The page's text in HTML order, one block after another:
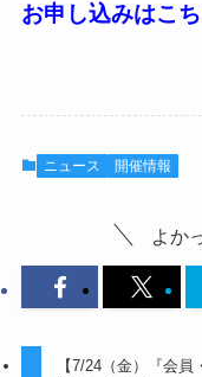
お申し込みはこち
ニュース 開催情報
よか
【7/24（金）『会員